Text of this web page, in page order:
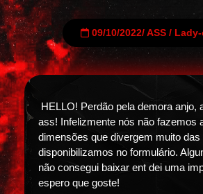
09/10/2022/ ASS/
HELLO! Perdão pela demora anjo,
ass! Infelizmente nós não fazemos
dimensões que divergem muito das
disponibilizamos no formulário.
não consegui baixar ent dei uma
espero que goste!